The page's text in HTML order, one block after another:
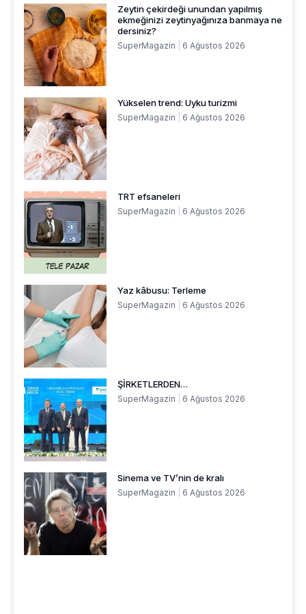
Zeytin çekirdeği unundan yapılmış
ekmeğinizi zeytinyağınıza banmaya ne
dersiniz?
SuperMagazin 6 Ağustos 2026
Yükselen trend: Uyku turizmi
SuperMagazin 6 Ağustos 2026
TRT efsaneleri
SuperMagazin 6 Ağustos 2026
Yaz kâbusu: Terleme
SuperMagazin 6 Ağustos 2026
ŞİRKETLERDEN…
SuperMagazin 6 Ağustos 2026
Sinema ve TV’nin de kralı
SuperMagazin 6 Ağustos 2026